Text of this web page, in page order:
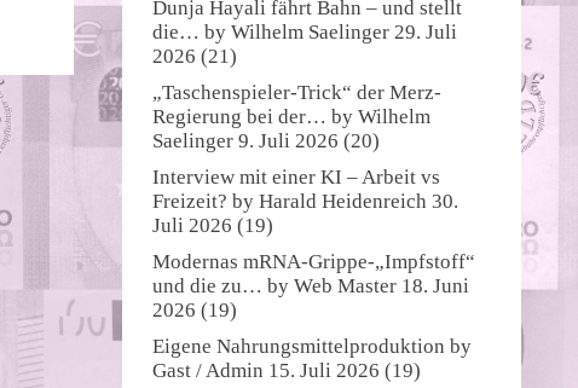
Dunja Hayali fährt Bahn – und stellt
die… by Wilhelm Saelinger 29. Juli
2026 (21)
„Taschenspieler-Trick“ der Merz-
Regierung bei der… by Wilhelm
Saelinger 9. Juli 2026 (20)
Interview mit einer KI – Arbeit vs
Freizeit? by Harald Heidenreich 30.
Juli 2026 (19)
Modernas mRNA-Grippe-„Impfstoff“
und die zu… by Web Master 18. Juni
2026 (19)
Eigene Nahrungsmittelproduktion by
Gast / Admin 15. Juli 2026 (19)